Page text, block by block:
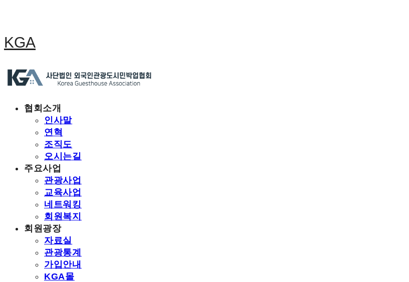
KGA
협회소개
인사말
연혁
조직도
오시는길
주요사업
관광사업
교육사업
네트워킹
회원복지
회원광장
자료실
관광통계
가입안내
KGA몰